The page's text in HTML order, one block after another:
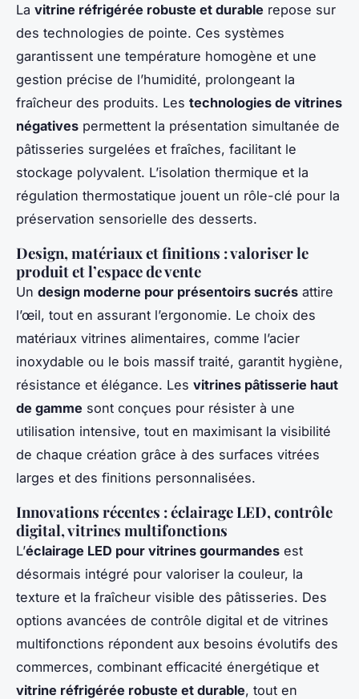
La vitrine réfrigérée robuste et durable repose sur
des technologies de pointe. Ces systèmes
garantissent une température homogène et une
gestion précise de l’humidité, prolongeant la
fraîcheur des produits. Les technologies de vitrines
négatives permettent la présentation simultanée de
pâtisseries surgelées et fraîches, facilitant le
stockage polyvalent. L’isolation thermique et la
régulation thermostatique jouent un rôle-clé pour la
préservation sensorielle des desserts.
Design, matériaux et finitions : valoriser le
produit et l’espace de vente
Un design moderne pour présentoirs sucrés attire
l’œil, tout en assurant l’ergonomie. Le choix des
matériaux vitrines alimentaires, comme l’acier
inoxydable ou le bois massif traité, garantit hygiène,
résistance et élégance. Les vitrines pâtisserie haut
de gamme sont conçues pour résister à une
utilisation intensive, tout en maximisant la visibilité
de chaque création grâce à des surfaces vitrées
larges et des finitions personnalisées.
Innovations récentes : éclairage LED, contrôle
digital, vitrines multifonctions
L’éclairage LED pour vitrines gourmandes est
désormais intégré pour valoriser la couleur, la
texture et la fraîcheur visible des pâtisseries. Des
options avancées de contrôle digital et de vitrines
multifonctions répondent aux besoins évolutifs des
commerces, combinant efficacité énergétique et
vitrine réfrigérée robuste et durable, tout en